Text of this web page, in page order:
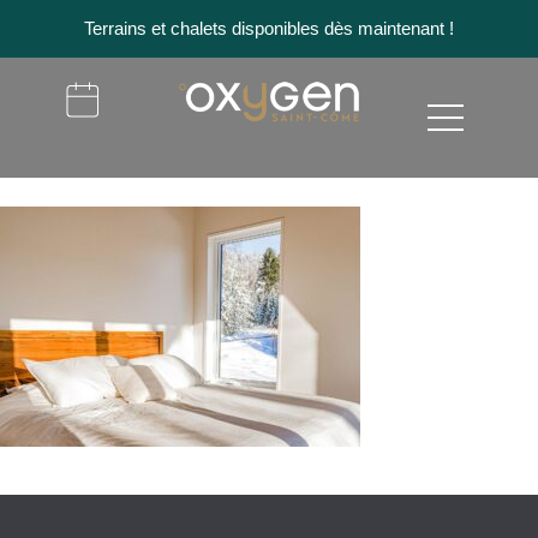
Terrains et chalets disponibles dès maintenant !